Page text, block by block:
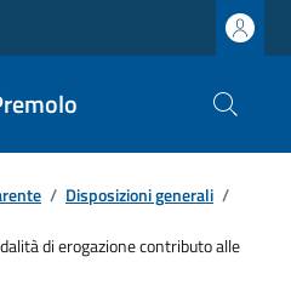
/ Disposizioni generali /
di erogazione contributo alle